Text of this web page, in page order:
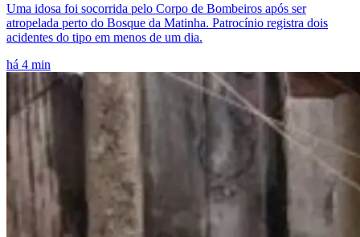
Uma idosa foi socorrida pelo Corpo de Bombeiros após ser
atropelada perto do Bosque da Matinha. Patrocínio registra dois
acidentes do tipo em menos de um dia.
há 4 min